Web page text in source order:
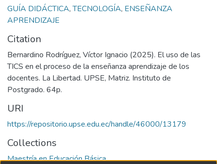
GUÍA DIDÁCTICA,TECNOLOGÍA, ENSEÑANZA
APRENDIZAJE
Citation
Bernardino Rodríguez, Víctor Ignacio (2025). El uso de las
TICS en el proceso de la enseñanza aprendizaje de los
docentes. La Libertad. UPSE, Matriz. Instituto de
Postgrado. 64p.
URI
https://repositorio.upse.edu.ec/handle/46000/13179
Collections
Maestría en Educación Básica